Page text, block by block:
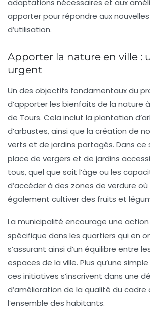
apporter pour répondre aux
d’utilisation.
Apporter la nature en ville :
urgent
Un des objectifs fondamentaux du
d’apporter les bienfaits de la nature
de Tours. Cela inclut la plantation
d’arbustes, ainsi que la création de
verts et de jardins partagés. Dans ce
place de vergers et de jardins
tous, quel que soit l’âge ou les
d’accéder à des zones de verdure où
également cultiver des fruits et
La municipalité encourage une
spécifique dans les quartiers qui en
s’assurant ainsi d’un équilibre entre
espaces de la ville. Plus qu’une
ces initiatives s’inscrivent dans une
d’amélioration de la qualité du cadre
l’ensemble des habitants.